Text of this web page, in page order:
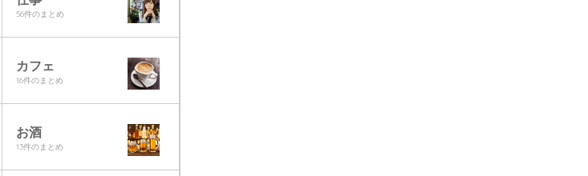
56件のまとめ
カフェ
16件のまとめ
お酒
13件のまとめ